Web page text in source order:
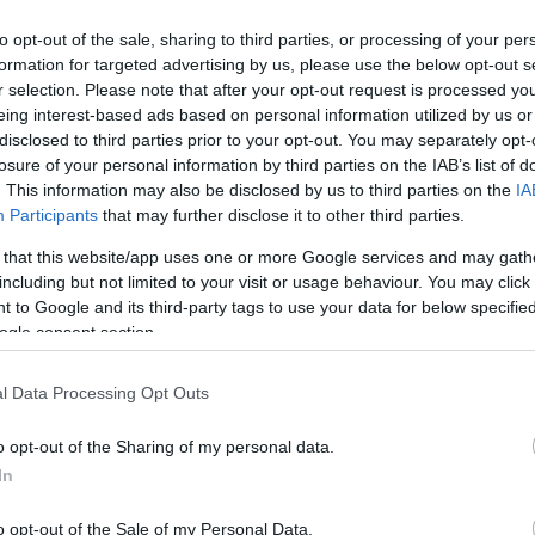
opt-out of the sale, sharing to third parties, or processing of your
for targeted advertising by us, please use the below opt-out
selection. Please note that after your opt-out request is processed
interest-based ads based on personal information utilized by us
to third parties prior to your opt-out. You may separately
of your personal information by third parties on the IAB’s list of
This information may also be disclosed by us to third parties on the
Participants that may further disclose it to other third parties.
that this website/app uses one or more Google services and may
but not limited to your visit or usage behaviour. You may
to Google and its third-party tags to use your data for below
consent section.
Data Processing Opt Outs
opt-out of the Sharing of my personal data.
opt-out of the Sale of my Personal Data.
2026-07-29 14:37 RÉSZLETEK 2026-
Karcag
Asztalos Karcagon
A Karcag bejelentette, hogy a DVSC-vel való
kooperáció keretében Asztalos Noelnáluk
folytatja a következő idényben.
2026-07-28 15:17
Balhé a meccs végén